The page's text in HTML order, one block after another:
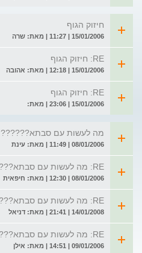
חיזוק הגוף
15/01/2006 | 11:27 | מאת: שרה
RE: חיזוק הגוף
15/01/2006 | 12:18 | מאת: אהובה
RE: חיזוק הגוף
15/01/2006 | 23:06 | מאת:
מה לעשות עם סבתא??????
08/01/2006 | 11:49 | מאת: עינת
RE: מה לעשות עם סבתא??????
08/01/2006 | 12:30 | מאת: חיפאית
RE: מה לעשות עם סבתא??????
14/01/2008 | 21:41 | מאת: דניאל
RE: מה לעשות עם סבתא??????
09/01/2006 | 14:51 | מאת: אילן